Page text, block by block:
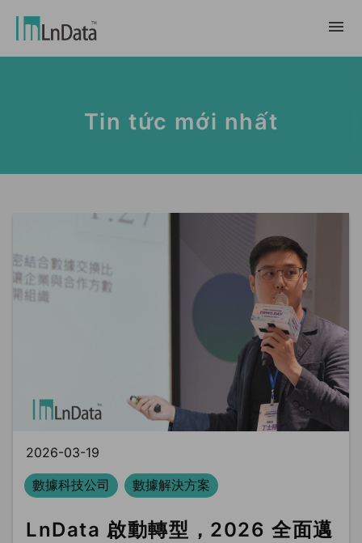
Giới thiệu về công ty
Nhân tài & Văn hóa
tiếp thị dữ liệu
Thị trường dữ liệu
trung tâm dữ liệu
Phòng sạch dữ liệu
Báo Cáo & Sách Trắng
Sự Kiện & Hội Thảo Trực Tuyến
繁體中文
English
Tin tức mới nhất
2026-03-19
數據科技公司
數據解決方案
LnData 啟動轉型，2026 全面邁